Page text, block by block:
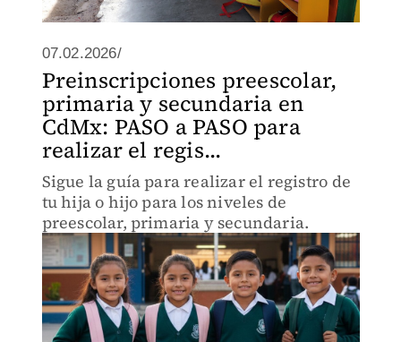
07.02.2026/
Preinscripciones preescolar,
primaria y secundaria en
CdMx: PASO a PASO para
realizar el regis...
Sigue la guía para realizar el registro de
tu hija o hijo para los niveles de
preescolar, primaria y secundaria.